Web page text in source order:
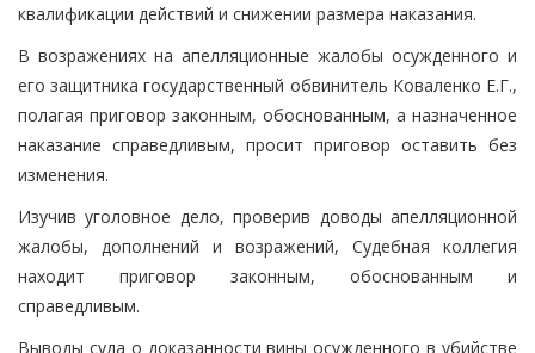
квалификации действий и снижении размера наказания.
В возражениях на апелляционные жалобы осужденного и
его защитника государственный обвинитель Коваленко Е.Г.,
полагая приговор законным, обоснованным, а назначенное
наказание справедливым, просит приговор оставить без
изменения.
Изучив уголовное дело, проверив доводы апелляционной
жалобы, дополнений и возражений, Судебная коллегия
находит приговор законным, обоснованным и
справедливым.
Выводы суда о доказанности вины осужденного в убийстве